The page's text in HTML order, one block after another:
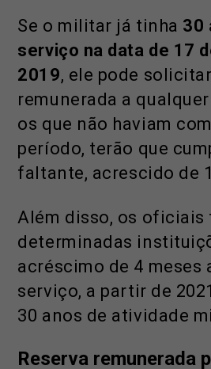
Se o militar já tinha 30
serviço na data de 17
2019, ele pode
remunerada a
os que não haviam
período, terão que
faltante, acrescido de
Além disso, os oficiais
determinadas
acréscimo de 4 meses
serviço, a partir de
30 anos de atividade
Reserva remunerada